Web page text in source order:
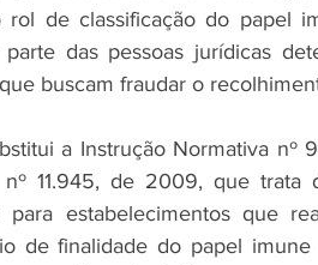
rol de classificação do papel
das pessoas jurídicas
buscam fraudar o
a Instrução Normativa
11.945, de 2009, que trata
para estabelecimentos que
de finalidade do papel